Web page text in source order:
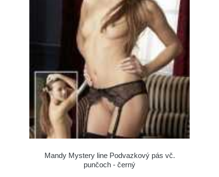
Mandy Mystery line Podvazkový pás vč.
punčoch - černý